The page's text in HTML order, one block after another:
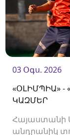
03 Օգս. 2026
«ՕԼԻՄՊԻԱ» -
ԿԱԶՄԵՐ
Հայաստանի
անդրանիկ